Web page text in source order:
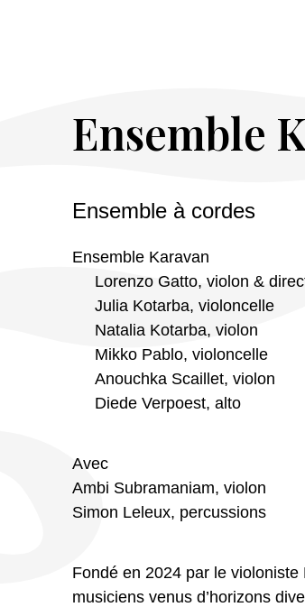
Ensemble
Ensemble à cordes
Ensemble Karavan
Lorenzo Gatto, violon &
Julia Kotarba, violoncelle
Natalia Kotarba, violon
Mikko Pablo, violoncelle
Anouchka Scaillet, violon
Diede Verpoest, alto
Avec
Ambi Subramaniam, violon
Simon Leleux, percussions
Fondé en 2024 par le
musiciens venus d’horizons